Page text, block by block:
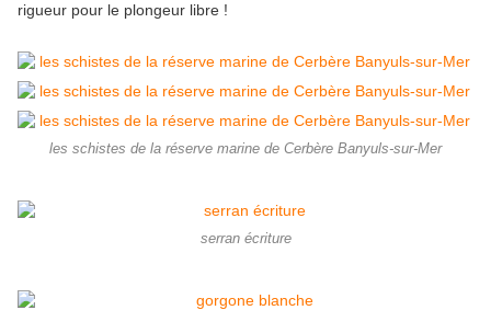
rigueur pour le plongeur libre !
les schistes de la réserve marine de Cerbère Banyuls-sur-Mer
serran écriture